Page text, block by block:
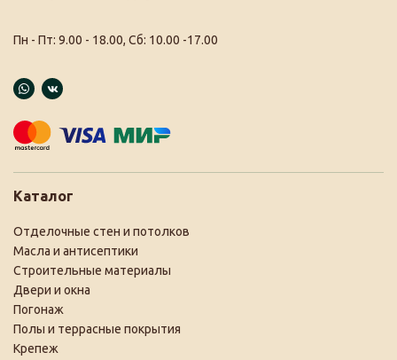
Пн - Пт: 9.00 - 18.00, Сб: 10.00 -17.00
Каталог
Отделочные стен и потолков
Масла и антисептики
Строительные материалы
Двери и окна
Погонаж
Полы и террасные покрытия
Крепеж